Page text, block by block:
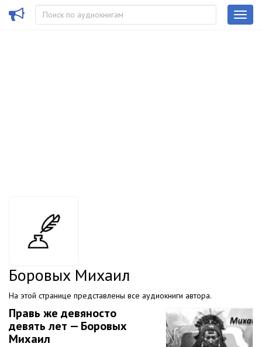
Боровых Михаил
На этой странице представлены все аудиокниги автора.
Правь же девяносто
девять лет — Боровых
Михаил